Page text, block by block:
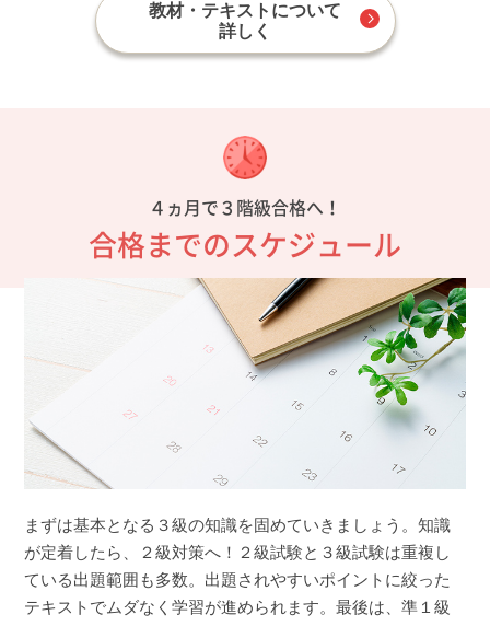
教材・テキストについて
詳しく
４ヵ月で３階級合格へ！
合格までのスケジュール
まずは基本となる３級の知識を固めていきましょう。知識
が定着したら、２級対策へ！２級試験と３級試験は重複し
ている出題範囲も多数。出題されやすいポイントに絞った
テキストでムダなく学習が進められます。最後は、準１級